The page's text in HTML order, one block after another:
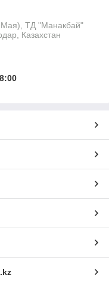
ТД "Манакбай"
Казахстан